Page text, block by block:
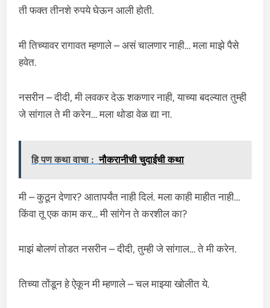
ती फक्त तीनशे रुपये घेऊन आली होती.
मी तिच्यावर रागावत म्हणाले – असं चालणार नाही… मला माझे पैसे
हवेत.
नसरीन – दीदी, मी लवकर देऊ शकणार नाही, याच्या बदल्यात तुम्ही
जे सांगाल ते मी करेन… मला थोडा वेळ द्या ना.
हि पण कथा वाचा : नौकरानीची चुदाईची कथा
मी – कुठून देणार? आतापर्यंत नाही दिलं. मला काही माहीत नाही…
किंवा तू एक काम कर… मी सांगेन ते करशील का?
माझं बोलणं तोडत नसरीन – दीदी, तुम्ही जे सांगाल… ते मी करेन.
तिच्या तोंडून हे ऐकून मी म्हणाले – चल माझ्या खोलीत ये.